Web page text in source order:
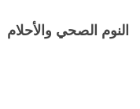
النوم الصحي والأحلام